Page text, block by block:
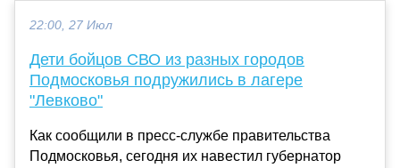
22:00, 27 Июл
Дети бойцов СВО из разных городов
Подмосковья подружились в лагере
"Левково"
Как сообщили в пресс-службе правительства
Подмосковья, сегодня их навестил губернатор